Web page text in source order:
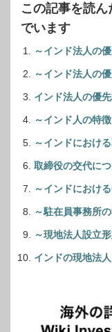
この記事を読
でいます
～インド法人の
～インド法人の
インド法人の優
～インド人の特
～インドにおけ
取締役の交代に
～インドにおけ
～駐在員事務所
～現地法人設立
インドの現地法